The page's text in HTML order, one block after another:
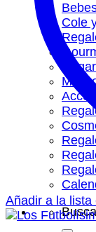
Cole
Añadir a la lista